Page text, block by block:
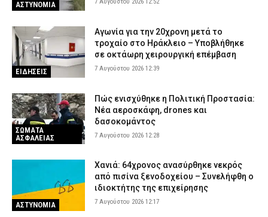
του από παραλία
ΕΙΔΗΣΕΙΣ 6 Αυγούστου 2026 23:42
Τζόκερ: Αυτοί είναι οι τυχεροί αριθμοί που κερδίζουν πάνω από
2,5 εκατ. ευρώ
ΕΙΔΗΣΕΙΣ 6 Αυγούστου 2026 23:28
ΑΣΤΥΝΟΜΙΑ 7 Αυγούστου 2026 12:52
ΕΙΔΗΣΕΙΣ
Αγωνία για την 20χρονη μετά το
τροχαίο στο Ηράκλειο – Υποβλήθηκε
σε οκτάωρη χειρουργική επέμβαση
7 Αυγούστου 2026 12:39
ΣΩΜΑΤΑ
ΑΣΦΑΛΕΙΑΣ
Πώς ενισχύθηκε η Πολιτική Προστασία:
Νέα αεροσκάφη, drones και
δασοκομάντος
7 Αυγούστου 2026 12:28
ΑΣΤΥΝΟΜΙΑ
Χανιά: 64χρονος ανασύρθηκε νεκρός
από πισίνα ξενοδοχείου – Συνελήφθη ο
ιδιοκτήτης της επιχείρησης
7 Αυγούστου 2026 12:17